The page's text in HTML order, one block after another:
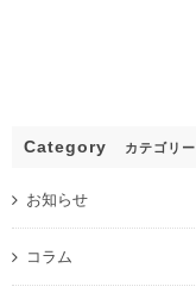
Category カテゴリー
お知らせ
コラム